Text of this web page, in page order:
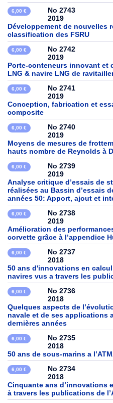
6,00 €
No 2743
2019
Développement de nouvelles
classification des FSRU
6,00 €
No 2742
2019
Porte-conteneurs innovant et
LNG & navire LNG de
6,00 €
No 2741
2019
Conception, fabrication et
composite
6,00 €
No 2740
2019
Moyens de mesures de
hauts nombre de Reynolds à
6,00 €
No 2739
2019
Analyse critique d’essais de
réalisées au Bassin d’essais
années 50: Apport, ajout et
6,00 €
No 2738
2019
Amélioration des
corvette grâce à l’appendice
6,00 €
No 2737
2018
50 ans d'innovations en
navires vus a travers les
6,00 €
No 2736
2018
Quelques aspects de
navale et de ses applications
dernières années
6,00 €
No 2735
2018
50 ans de sous-marins a
6,00 €
No 2734
2018
Cinquante ans d’innovations
à travers les publications de